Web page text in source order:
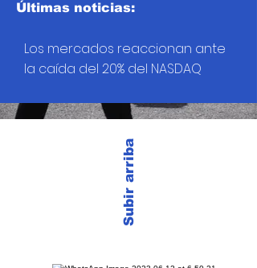
Subir arriba
Últimas noticias:
Los mercados reaccionan ante
la caída del 20% del NASDAQ